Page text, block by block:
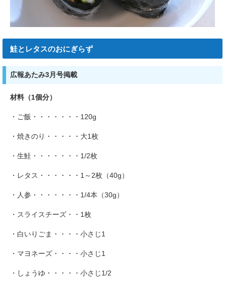
鮭とレタスのおにぎらず
広報あたみ3月号掲載
材料（1個分）
・ご飯・・・・・・・120g
・焼きのり・・・・・大1枚
・生鮭・・・・・・・1/2枚
・レタス・・・・・・1～2枚（40g）
・人参・・・・・・・1/4本（30g）
・スライスチーズ・・1枚
・白いりごま・・・・小さじ1
・マヨネーズ・・・・小さじ1
・しょうゆ・・・・・小さじ1/2